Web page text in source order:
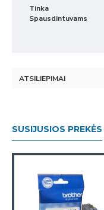
Tinka
Spausdintuvams
ATSILIEPIMAI
SUSIJUSIOS PREKĖS